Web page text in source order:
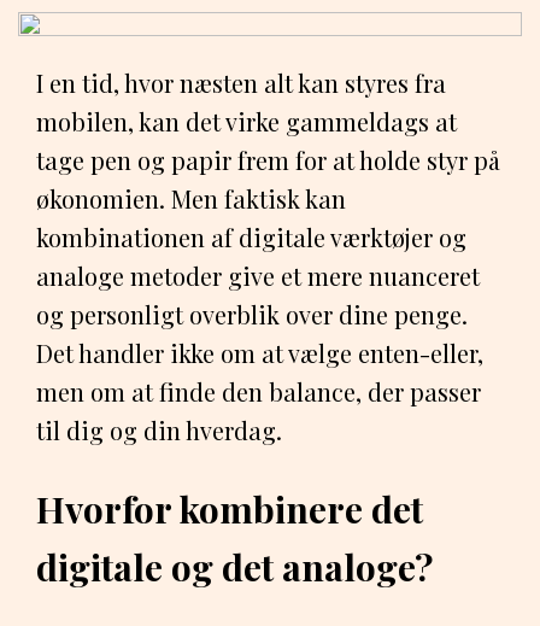
I en tid, hvor næsten alt kan styres fra
mobilen, kan det virke gammeldags at
tage pen og papir frem for at holde styr på
økonomien. Men faktisk kan
kombinationen af digitale værktøjer og
analoge metoder give et mere nuanceret
og personligt overblik over dine penge.
Det handler ikke om at vælge enten-eller,
men om at finde den balance, der passer
til dig og din hverdag.
Hvorfor kombinere det
digitale og det analoge?